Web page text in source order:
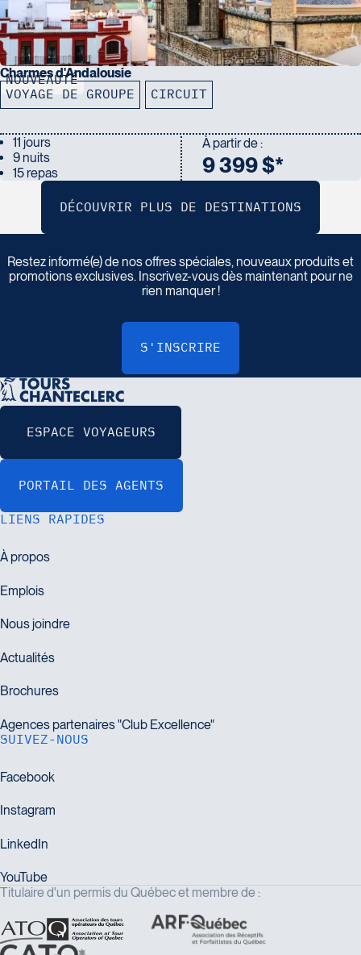
NOUVEAUTÉ
Charmes d'Andalousie
VOYAGE DE GROUPE CIRCUIT
11 jours
9 nuits
15 repas
À partir de :
9 399 $*
Insc ivez vous à n o tre inf lettre
Restez informé(e) de nos offres spéciales, nouveaux produits et
promotions exclusives. Inscrivez-vous dès maintenant pour ne
rien manquer !
LIENS RAPIDES
SUIVEZ-NOUS
Titulaire d'un permis du Québec et membre de :